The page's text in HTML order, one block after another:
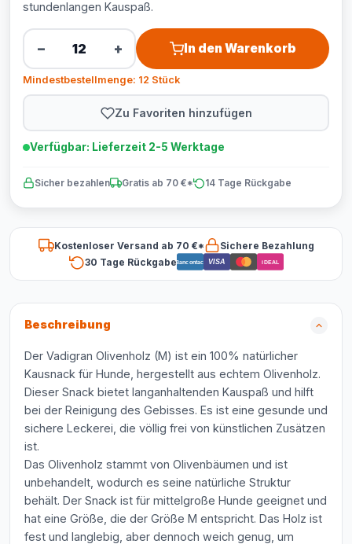
stundenlangen Kauspaß.
− + In den Warenkorb
Mindestbestellmenge: 12 Stück
Zu Favoriten hinzufügen
Verfügbar: Lieferzeit 2-5 Werktage
Sicher bezahlen Gratis ab 70 €* 14 Tage Rückgabe
Kostenloser Versand ab 70 €*
Sichere Bezahlung
30 Tage RückgabeBancontact VISA iDEAL
Beschreibung
Der Vadigran Olivenholz (M) ist ein 100% natürlicher
Kausnack für Hunde, hergestellt aus echtem Olivenholz.
Dieser Snack bietet langanhaltenden Kauspaß und hilft
bei der Reinigung des Gebisses. Es ist eine gesunde und
sichere Leckerei, die völlig frei von künstlichen Zusätzen
ist.
Das Olivenholz stammt von Olivenbäumen und ist
unbehandelt, wodurch es seine natürliche Struktur
behält. Der Snack ist für mittelgroße Hunde geeignet und
hat eine Größe, die der Größe M entspricht. Das Holz ist
fest und langlebig, aber dennoch weich genug, um